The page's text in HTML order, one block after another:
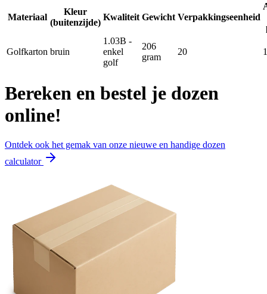
Materiaal
Kleur
(buitenzijde)
Kwaliteit Gewicht Verpakkingseenheid
Golfkarton bruin
1.03B -
enkel
golf
206
gram
20
Bereken en bestel je dozen
online!
Ontdek ook het gemak van onze nieuwe en handige dozen
calculator